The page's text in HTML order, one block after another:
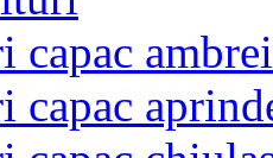
capac
capac